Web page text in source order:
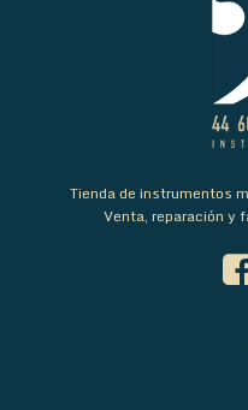
Tienda de instrumentos
Venta, reparación y